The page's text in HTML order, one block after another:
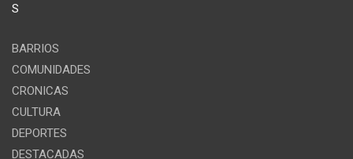
S
BARRIOS
COMUNIDADES
CRONICAS
CULTURA
DEPORTES
DESTACADAS